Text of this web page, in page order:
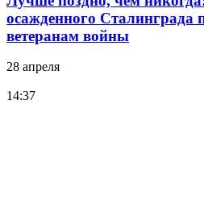
осажденного Сталинграда
ветеранам войны
28 апреля
14:37